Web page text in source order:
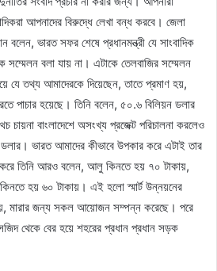
আপনাদের বিরুদ্ধে লেখা বন্ধ করবে। জেলা
ভারত সফর শেষে প্রধানমন্ত্রী যে সাংবাদিক
সম্মেলন বলা যায় না। এটাকে তেলবাজির সম্মেলন
যে তথ্য আমাদেরকে দিয়েছেন, তাতে প্রমাণ হয়,
পাচার হয়েছে। তিনি বলেন, ৫০.৬ বিলিয়ন ডলার
চায়না বাংলাদেশে অসংখ্য প্রজেক্ট পরিচালনা করলেও
ডলার। ভারত আমাদের কীভাবে উপকার করে এটাই তার
তিনি আরও বলেন, আলু কিনতে হয় ৭০ টাকায়,
হয় ৬০ টাকায়। এই হলো স্মার্ট উন্নয়নের
মারার জন্য সকল আয়োজন সম্পন্ন করেছে। পরে
থেকে বের হয়ে শহরের প্রধান প্রধান সড়ক